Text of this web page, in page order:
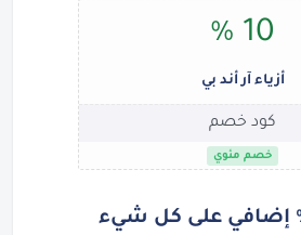
10 %
أزياء آر أند بي
كود خصم
خصم مئوي